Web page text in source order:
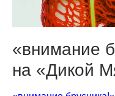
«внимание
на «Дикой